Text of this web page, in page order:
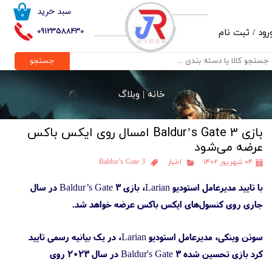
09123588430
۰ سبد خرید
/ ثبت نام
حساب کاربری من
تغییر گذر واژه
خروج از حساب کاربری
جستجو
خانه |وبلاگ
بازی Baldur’s Gate 3 امسال روی ایکس باکس
عرضه می‌شود
۰۴ شهریور ۱۴۰۲ اخبار Baldur’s Gate 3
با تایید مدیرعامل استودیو Larian، بازی Baldur’s Gate 3 در سال
جاری روی کنسول‌های ایکس باکس عرضه خواهد شد.
سوئن وینکی، مدیرعامل استودیو Larian، در یک بیانیه رسمی تایید
کرد بازی تحسین شده Baldur's Gate 3 در سال ۲۰۲۳ روی